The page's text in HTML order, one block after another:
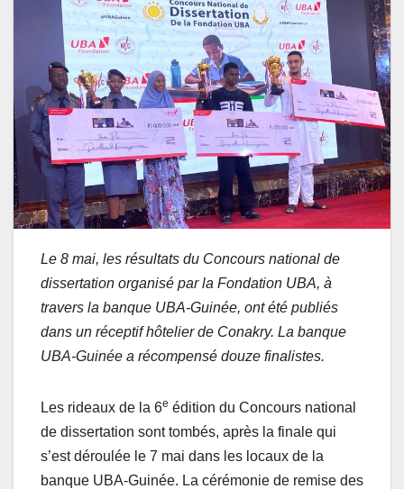
Le 8 mai, les résultats du Concours national de
dissertation organisé par la Fondation UBA, à
travers la banque UBA-Guinée, ont été publiés
dans un réceptif hôtelier de Conakry. La banque
UBA-Guinée a récompensé douze finalistes.
Les rideaux de la 6e édition du Concours national
de dissertation sont tombés, après la finale qui
s’est déroulée le 7 mai dans les locaux de la
banque UBA-Guinée. La cérémonie de remise des